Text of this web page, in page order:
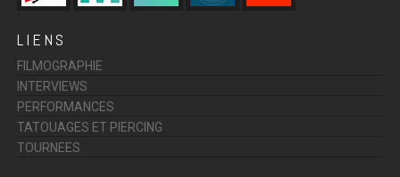
LIENS
FILMOGRAPHIE
INTERVIEWS
PERFORMANCES
TATOUAGES ET PIERCING
TOURNEES